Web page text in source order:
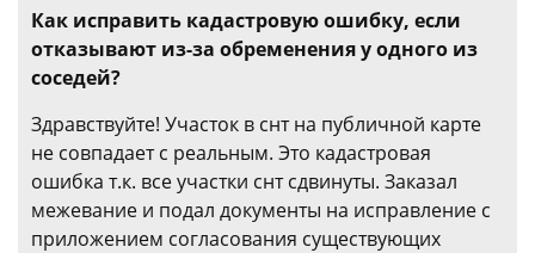
Как исправить кадастровую ошибку, если
отказывают из-за обременения у одного из
соседей?
Здравствуйте! Участок в снт на публичной карте
не совпадает с реальным. Это кадастровая
ошибка т.к. все участки снт сдвинуты. Заказал
межевание и подал документы на исправление с
приложением согласования существующих